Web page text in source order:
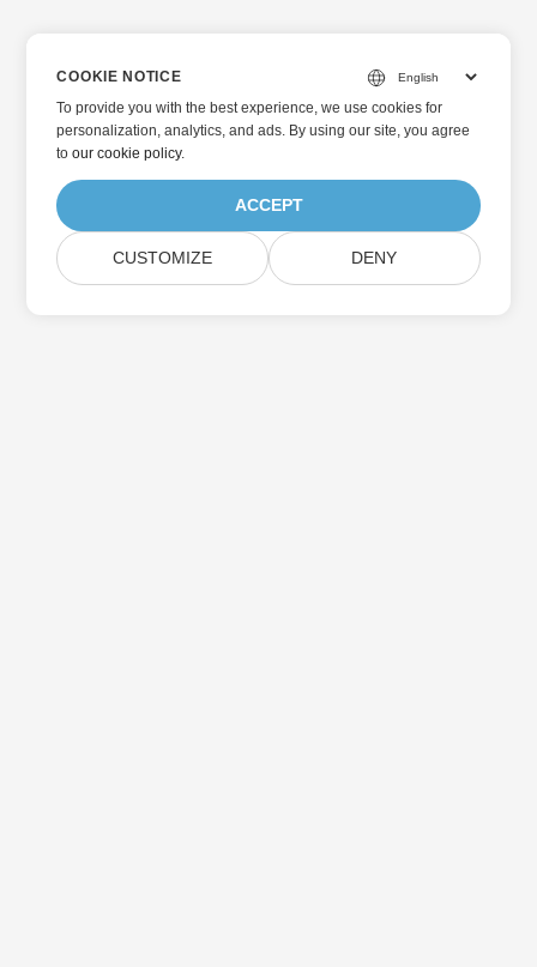
COOKIE NOTICE
To provide you with the best experience, we use cookies for
personalization, analytics, and ads. By using our site, you agree
toour cookie policy.
ACCEPT
CUSTOMIZE DENY